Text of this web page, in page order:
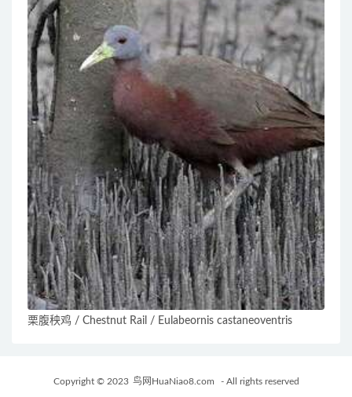
栗腹秧鸡 / Chestnut Rail / Eulabeornis castaneoventris
Copyright © 2023 鸟网HuaNiao8.com - All rights reserved